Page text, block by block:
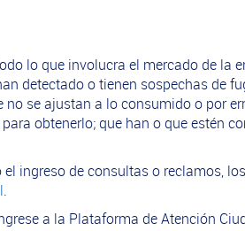
lo que involucra el mercado de la
detectado o tienen sospechas de
se ajustan a lo consumido o por
obtenerlo; que han o que estén
ingreso de consultas o reclamos,
.
a la Plataforma de Atención